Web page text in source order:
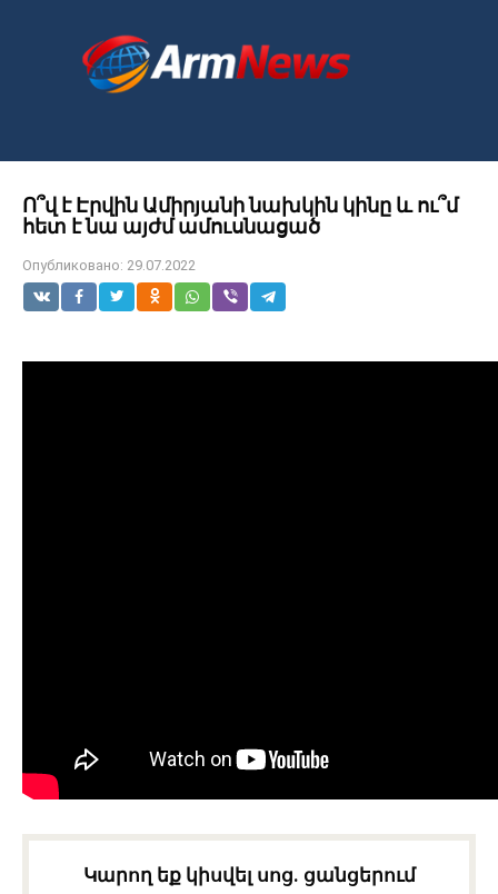
Ո՞վ է Էրվին Ամիրյանի նախկին կինը և ու՞մ
հետ է նա այժմ ամուսնացած
Опубликовано: 29.07.2022
Կարող եք կիսվել սոց․ ցանցերում